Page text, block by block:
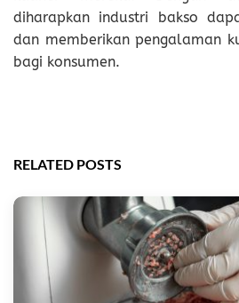
diharapkan industri bakso
dan memberikan pengalaman
bagi konsumen.
RELATED POSTS